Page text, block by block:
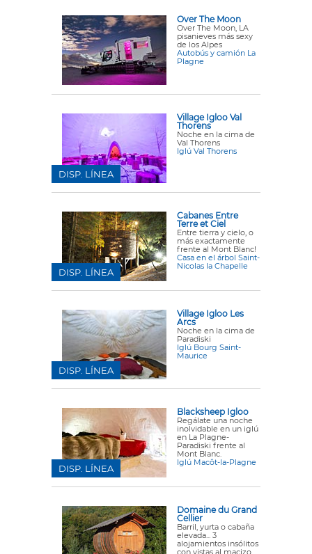
Over The Moon
Over The Moon, LA
pisanieves más sexy
de los Alpes
Autobús y camión La
Plagne
Village Igloo Val
Thorens
Noche en la cima de
Val Thorens
Iglú Val Thorens
DISP. LÍNEA
Cabanes Entre
Terre et Ciel
Entre tierra y cielo, o
más exactamente
frente al Mont Blanc!
Casa en el árbol Saint-
Nicolas la Chapelle
DISP. LÍNEA
Village Igloo Les
Arcs
Noche en la cima de
Paradiski
Iglú Bourg Saint-
Maurice
DISP. LÍNEA
Blacksheep Igloo
Regálate una noche
inolvidable en un iglú
en La Plagne-
Paradiski frente al
Mont Blanc.
Iglú Macôt-la-Plagne
DISP. LÍNEA
Domaine du Grand
Cellier
Barril, yurta o cabaña
elevada... 3
alojamientos insólitos
con vistas al macizo